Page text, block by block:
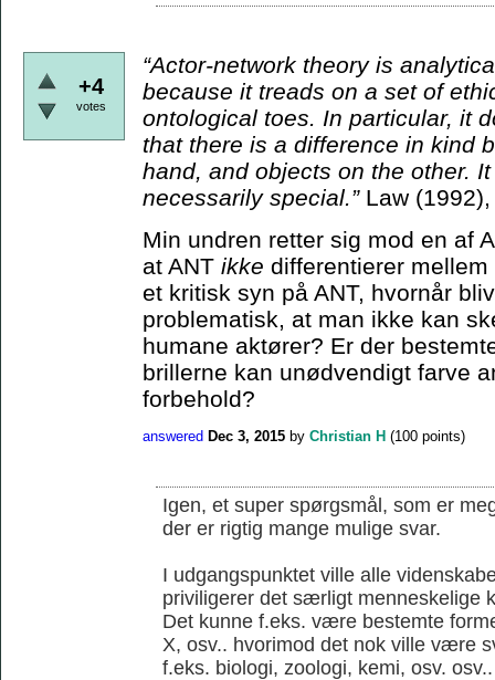
+4
votes
“Actor-network theory is
because it treads on a set of
ontological toes. In particular, it
that there is a difference in kind
hand, and objects on the other.
necessarily special.” Law
Min undren retter sig mod en af
at ANT ikke differentierer
et kritisk syn på ANT, hvornår
problematisk, at man ikke kan
humane aktører? Er der
brillerne kan unødvendigt farve
forbehold?
answered Dec 3, 2015 by Christian H (100 points)
Igen, et super spørgsmål, som er
der er rigtig mange mulige svar.
I udgangspunktet ville alle
priviligerer det særligt menneskelige
Det kunne f.eks. være bestemte
X, osv.. hvorimod det nok ville være
f.eks. biologi, zoologi, kemi, osv. osv..